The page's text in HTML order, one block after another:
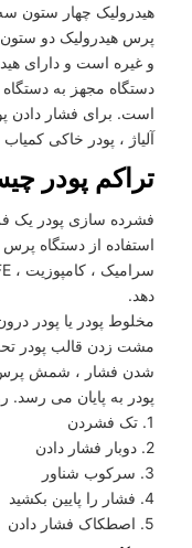
هیدرولیک چهار ستون
پرس هیدرولیک دو
و غیره است و دارای
دستگاه مجهز به دستگاه
است. برای فشار دادن
آلیاژ ، پودر خاکی
تراکم پودر
فشرده سازی پودر یک
استفاده از دستگاه پرس
دهد.
مخلوط پودر یا پودر
مشت زدن قالب پودر
شدن فشار ، شمش پرس
پودر به پایان می
1. تک فشردن
2. دوبار فشار دادن
3. سرکوب شناور
4. فشار را پایین بکشید
5. اصطکاک فشار دادن